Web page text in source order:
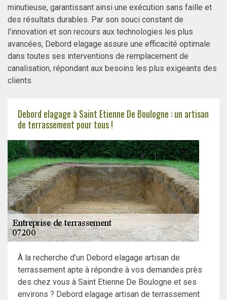
minutieuse, garantissant ainsi une exécution sans faille et
des résultats durables. Par son souci constant de
l'innovation et son recours aux technologies les plus
avancées, Debord elagage assure une efficacité optimale
dans toutes ses interventions de remplacement de
canalisation, répondant aux besoins les plus exigeants des
clients.
Debord elagage à Saint Etienne De Boulogne : un artisan
de terrassement pour tous !
À la recherche d’un Debord elagage artisan de
terrassement apte à répondre à vos demandes près
des chez vous à Saint Etienne De Boulogne et ses
environs ? Debord elagage artisan de terrassement